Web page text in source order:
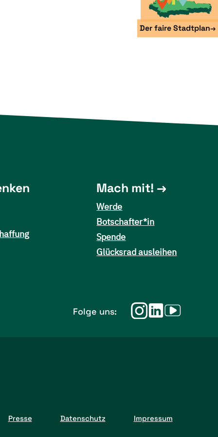
Mach mit!
Werde
Botschafter*in
Spende
Glücksrad ausleihen
Folge uns:
Presse Datenschutz Impressum
Der faire Stadtplan→